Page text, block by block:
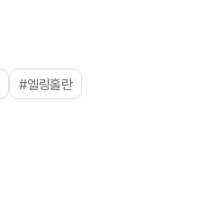
#엘링홀란